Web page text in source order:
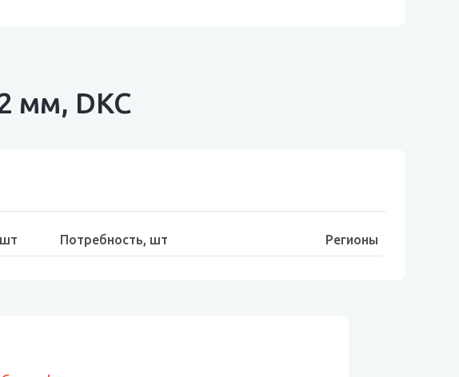
мм, DKC
Потребность, шт Регионы